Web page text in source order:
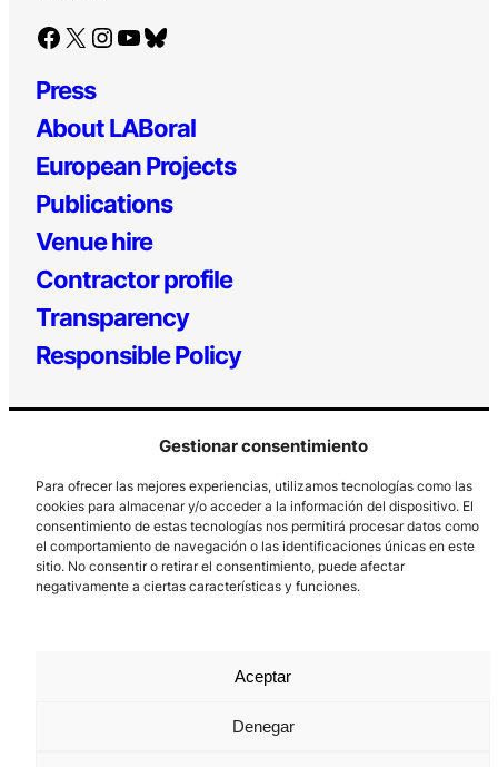
Gestionar consentimiento
Para ofrecer las mejores experiencias, utilizamos tecnologías como las
cookies para almacenar y/o acceder a la información del dispositivo. El
consentimiento de estas tecnologías nos permitirá procesar datos como
el comportamiento de navegación o las identificaciones únicas en este
sitio. No consentir o retirar el consentimiento, puede afectar
negativamente a ciertas características y funciones.
Aceptar
Denegar
Facebook X Instagram YouTube Bluesky
Press
About LABoral
European Projects
Publications
Venue hire
Contractor profile
Transparency
Responsible Policy
Los Prados, 121 – 33203 Gijón
985 185 577 – info@laboralcentrodearte.org